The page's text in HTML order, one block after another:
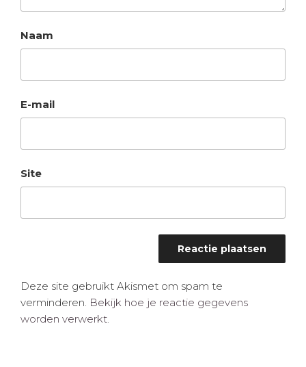
Naam
E-mail
Site
Deze site gebruikt Akismet om spam te
verminderen. Bekijk hoe je reactie gegevens
worden verwerkt.